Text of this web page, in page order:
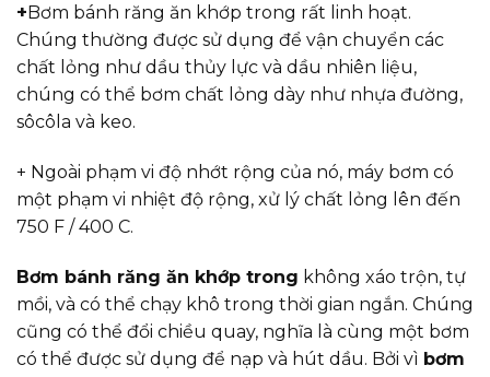
+Bơm bánh răng ăn khớp trong rất linh hoạt.
Chúng thường được sử dụng để vận chuyển các
chất lỏng như dầu thủy lực và dầu nhiên liệu,
chúng có thể bơm chất lỏng dày như nhựa đường,
sôcôla và keo.
+ Ngoài phạm vi độ nhớt rộng của nó, máy bơm có
một phạm vi nhiệt độ rộng, xử lý chất lỏng lên đến
750 F / 400 C.
Bơm bánh răng ăn khớp trong không xáo trộn, tự
mồi, và có thể chạy khô trong thời gian ngắn. Chúng
cũng có thể đổi chiều quay, nghĩa là cùng một bơm
có thể được sử dụng để nạp và hút dầu. Bởi vì bơm